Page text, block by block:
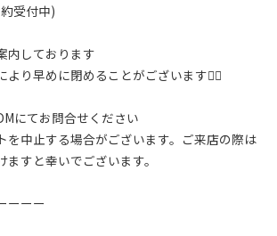
受付中)
内しております
より早めに閉めることがございます🙇‍♂️
にてお問合せください
中止する場合がございます。ご来店の際は
すと幸いでございます。
ーーー